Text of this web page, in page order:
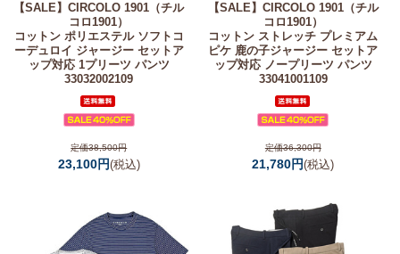
【SALE】CIRCOLO 1901（チル
コロ1901）
コットン ポリエステル ソフトコ
ーデュロイ ジャージー セットア
ップ対応 1プリーツ パンツ
33032002109
定価38,500円
23,100円(税込)
【SALE】 CIRCOLO 1901（チル
コロ1901）
コットン ストレッチ プレミアム
ピケ 鹿の子ジャージー セットア
ップ対応 ノープリーツ パンツ
33041001109
定価36,300円
21,780円(税込)